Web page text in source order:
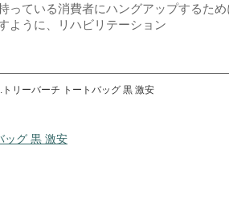
っている消費者にハングアップするた
ように、リハビリテーション
リーバーチ トートバッグ 黒 激安
ッグ 黒 激安